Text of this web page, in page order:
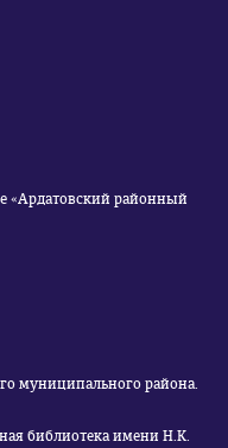
муниципального района.
библиотека имени Н.К.